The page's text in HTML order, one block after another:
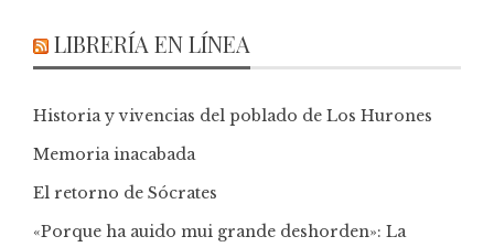
LIBRERÍA EN LÍNEA
Historia y vivencias del poblado de Los Hurones
Memoria inacabada
El retorno de Sócrates
«Porque ha auido mui grande deshorden»: La